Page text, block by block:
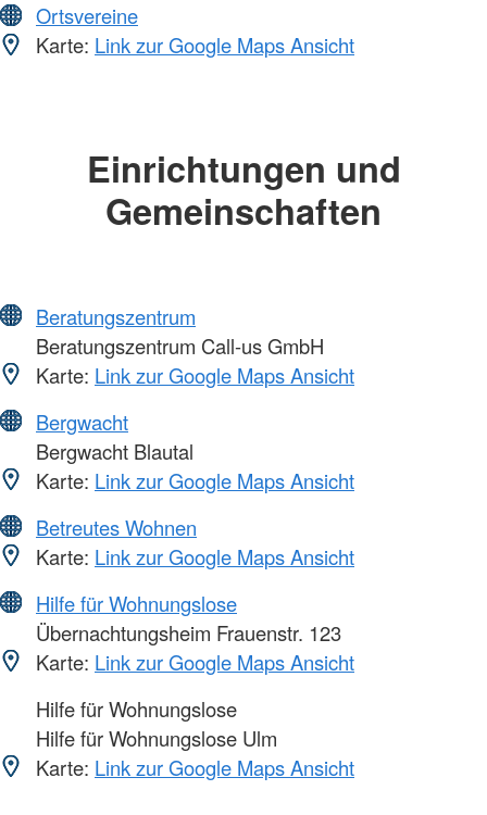
Ortsvereine
Karte: Link zur Google Maps Ansicht
Einrichtungen und
Gemeinschaften
Beratungszentrum
Beratungszentrum Call-us GmbH
Karte: Link zur Google Maps Ansicht
Bergwacht
Bergwacht Blautal
Karte: Link zur Google Maps Ansicht
Betreutes Wohnen
Karte: Link zur Google Maps Ansicht
Hilfe für Wohnungslose
Übernachtungsheim Frauenstr. 123
Karte: Link zur Google Maps Ansicht
Hilfe für Wohnungslose
Hilfe für Wohnungslose Ulm
Karte: Link zur Google Maps Ansicht